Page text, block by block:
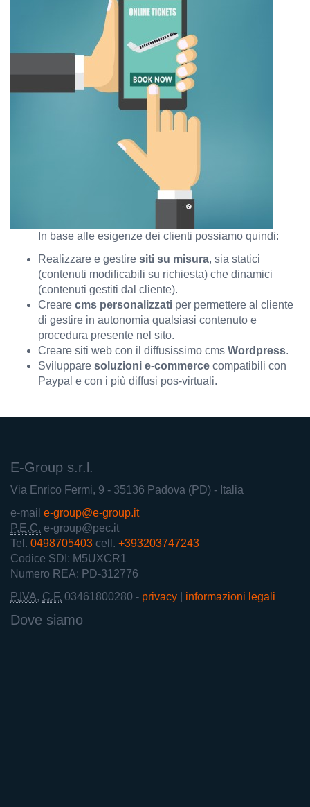
In base alle esigenze dei clienti possiamo quindi:
Realizzare e gestire siti su misura, sia statici
(contenuti modificabili su richiesta) che dinamici
(contenuti gestiti dal cliente).
Creare cms personalizzati per permettere al cliente
di gestire in autonomia qualsiasi contenuto e
procedura presente nel sito.
Creare siti web con il diffusissimo cms Wordpress.
Sviluppare soluzioni e-commerce compatibili con
Paypal e con i più diffusi pos-virtuali.
E-Group s.r.l.
Via Enrico Fermi, 9 - 35136 Padova (PD) - Italia
e-mail e-group@e-group.it
P.E.C. e-group@pec.it
Tel. 0498705403 cell. +393203747243
Codice SDI: M5UXCR1
Numero REA: PD-312776
P. IVA, C.F. 03461800280 - privacy informazioni legali
Dove siamo